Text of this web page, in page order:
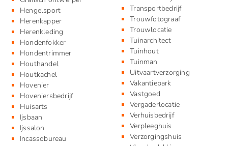
Hengelsport
Herenkapper
Herenkleding
Hondenfokker
Hondentrimmer
Houthandel
Houtkachel
Hovenier
Hoveniersbedrijf
Huisarts
Ijsbaan
Ijssalon
Incassobureau
Transportbedrijf
Trouwfotograaf
Trouwlocatie
Tuinarchitect
Tuinhout
Tuinman
Uitvaartverzorging
Vakantiepark
Vastgoed
Vergaderlocatie
Verhuisbedrijf
Verpleeghuis
Verzorgingshuis